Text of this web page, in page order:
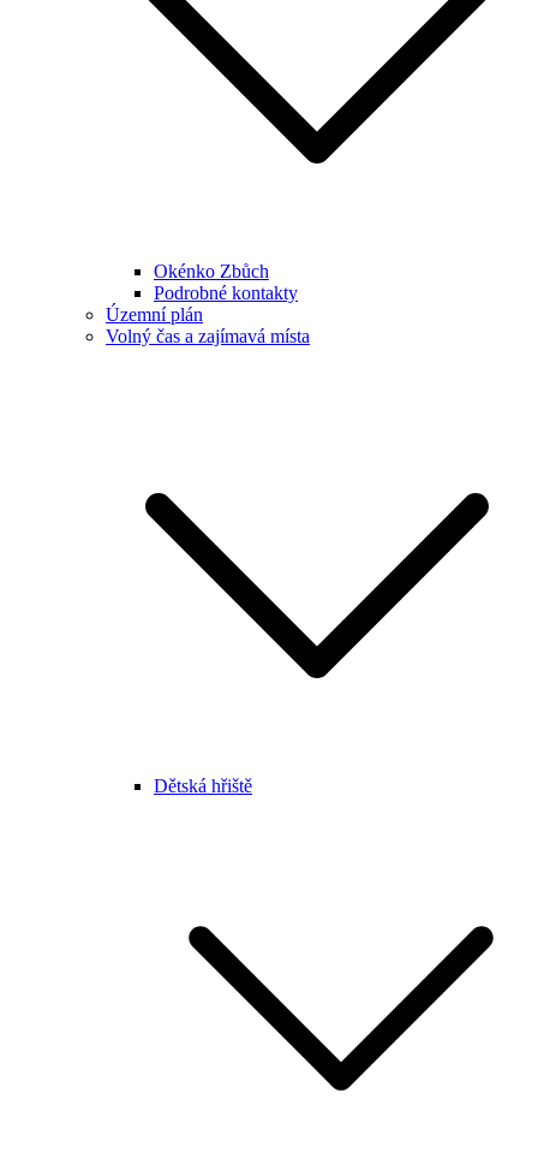
Okénko Zbůch
Podrobné kontakty
Územní plán
Volný čas a zajímavá místa
Dětská hřiště